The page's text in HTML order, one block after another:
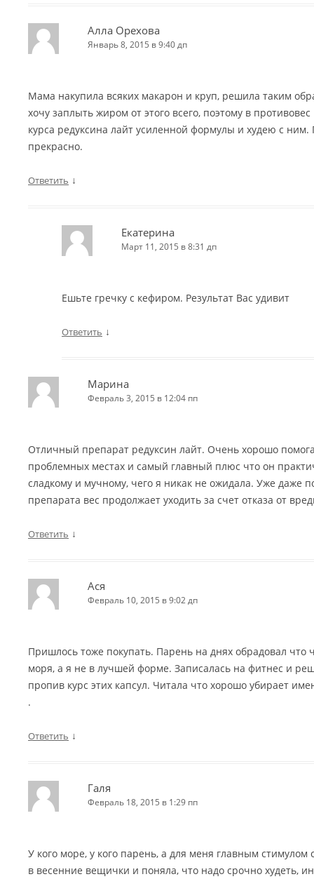
Алла Орехова
Январь 8, 2015 в 9:40 дп
Мама накупила всяких макарон и круп, решила таким
хочу заплыть жиром от этого всего, поэтому в
курса редуксина лайт усиленной формулы и худею с ним.
прекрасно.
Ответить ↓
Екатерина
Март 11, 2015 в 8:31 дп
Ешьте гречку с кефиром. Результат Вас удивит
Ответить ↓
Марина
Февраль 3, 2015 в 12:04 пп
Отличный препарат редуксин лайт. Очень хорошо
проблемных местах и самый главный плюс что он
сладкому и мучному, чего я никак не ожидала. Уже даже
препарата вес продолжает уходить за счет отказа от
Ответить ↓
Ася
Февраль 10, 2015 в 9:02 дп
Пришлось тоже покупать. Парень на днях обрадовал что
моря, а я не в лучшей форме. Записалась на фитнес и
пропив курс этих капсул. Читала что хорошо убирает
.
Ответить ↓
Галя
Февраль 18, 2015 в 1:29 пп
У кого море, у кого парень, а для меня главным стимулом
в весенние вещички и поняла, что надо срочно худеть,